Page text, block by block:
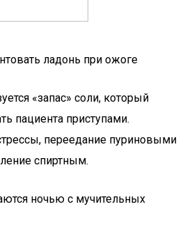
ладонь при ожоге
«запас» соли, который
пациента приступами.
переедание пуриновыми
спиртным.
ночью с мучительных